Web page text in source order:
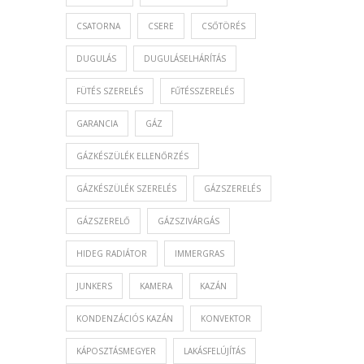
CSATORNA CSERE CSŐTÖRÉS
DUGULÁS DUGULÁSELHÁRÍTÁS
FÜTÉS SZERELÉS FŰTÉSSZERELÉS
GARANCIA GÁZ
GÁZKÉSZÜLÉK ELLENŐRZÉS
GÁZKÉSZÜLÉK SZERELÉS GÁZSZERELÉS
GÁZSZERELŐ GÁZSZIVÁRGÁS
HIDEG RADIÁTOR IMMERGRAS
JUNKERS KAMERA KAZÁN
KONDENZÁCIÓS KAZÁN KONVEKTOR
KÁPOSZTÁSMEGYER LAKÁSFELÚJÍTÁS